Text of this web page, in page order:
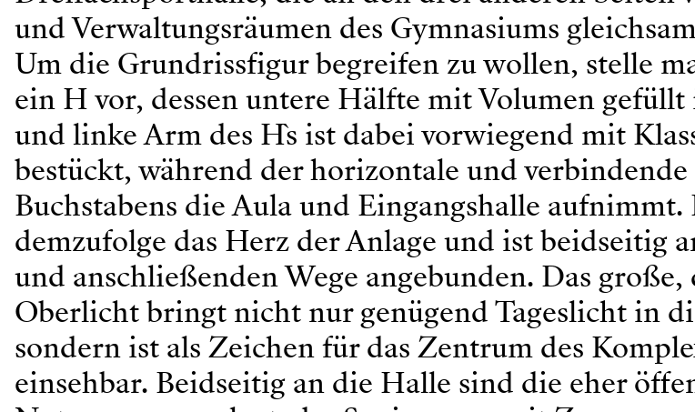
und Verwaltungsräumen des Gymnasiums
Um die Grundrissfigur begreifen zu wollen, stelle
ein H vor, dessen untere Hälfte mit Volumen gefüllt
und linke Arm des H`s ist dabei vorwiegend mit
bestückt, während der horizontale und verbindende
Buchstabens die Aula und Eingangshalle
demzufolge das Herz der Anlage und ist beidseitig
und anschließenden Wege angebunden. Das große,
Oberlicht bringt nicht nur genügend Tageslicht in
sondern ist als Zeichen für das Zentrum des
einsehbar. Beidseitig an die Halle sind die eher